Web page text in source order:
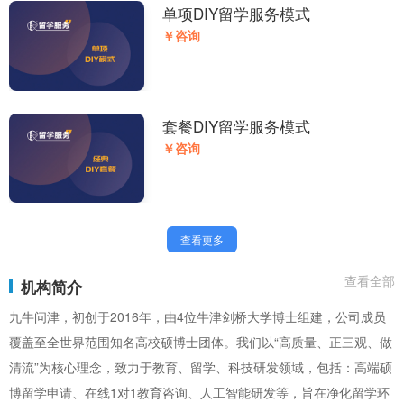
单项DIY留学服务模式
￥咨询
套餐DIY留学服务模式
￥咨询
查看更多
机构简介
查看全部
九牛问津，初创于2016年，由4位牛津剑桥大学博士组建，公司成员
覆盖至全世界范围知名高校硕博士团体。我们以“高质量、正三观、做
清流”为核心理念，致力于教育、留学、科技研发领域，包括：高端硕
博留学申请、在线1对1教育咨询、人工智能研发等，旨在净化留学环